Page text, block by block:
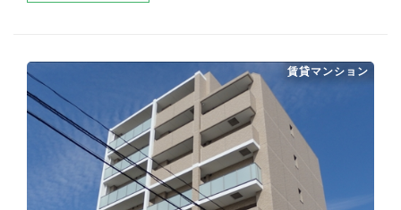
賃貸マンション